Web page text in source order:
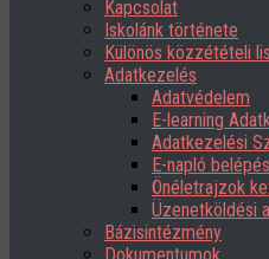
Kapcsolat
Iskolánk története
Különös közzétételi
Adatkezelés
Adatvédelem
E-learning
Adatkezelési
E-napló
Önéletrajzok
Üzenetköldési
Bázisintézmény